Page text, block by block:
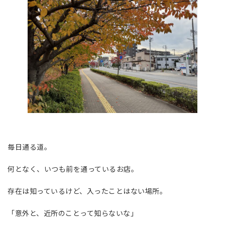
毎日通る道。
何となく、いつも前を通っているお店。
存在は知っているけど、入ったことはない場所。
「意外と、近所のことって知らないな」